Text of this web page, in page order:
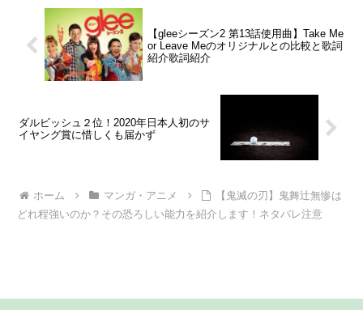
【gleeシーズン2 第13話使用曲】Take Me
or Leave Meのオリジナルとの比較と歌詞
紹介歌詞紹介
ダルビッシュ２位！2020年日本人初のサ
イヤング賞に惜しくも届かず
ホーム マンガ・アニメ
【鬼滅の刃】鬼舞辻無惨は
どれ程強いのか？その恐ろしい能力を紹介します！ネタバレ注意